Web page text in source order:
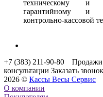
техническому и
гарантийному и
контрольно-кассовой
+7 (383) 211-90-80 Продажи
консультации Заказать звонок
2026 © Кассы Весы Сервис
О компании